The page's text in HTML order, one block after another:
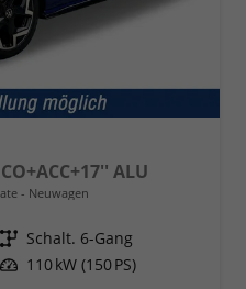
ALU
Neuwagen
Getriebe Schalt. 6-Gang
Leistung 110 kW (150 PS)